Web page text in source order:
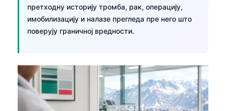
претходну историју тромба, рак, операцију,
имобилизацију и налазе прегледа пре него што
поверују граничној вредности.